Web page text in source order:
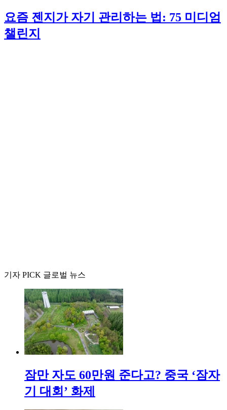
요즘 젠지가 자기 관리하는 법: 75 미디엄
챌린지
기자 PICK 글로벌 뉴스
잠만 자도 60만원 준다고? 중국 ‘잠자
기 대회’ 화제